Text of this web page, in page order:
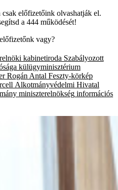
előfizetőink olvashatják el.
a 444 működését!
vagy?
kabinetiroda Szabályozott
külügyminisztérium
Rogán Antal Feszty-körkép
Alkotmányvédelmi Hivatal
miniszterelnökség információs